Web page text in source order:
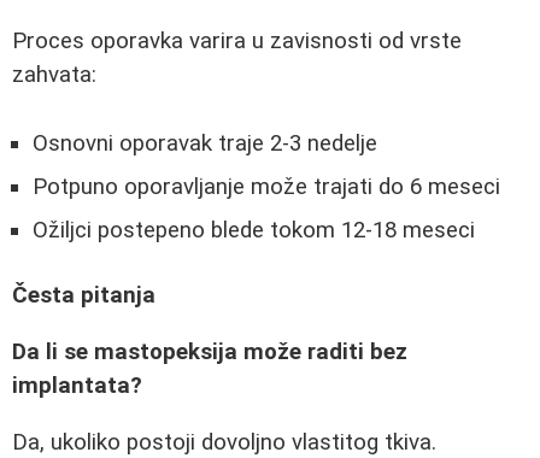
Proces oporavka varira u zavisnosti od vrste
zahvata:
Osnovni oporavak traje 2-3 nedelje
Potpuno oporavljanje može trajati do 6 meseci
Ožiljci postepeno blede tokom 12-18 meseci
Česta pitanja
Da li se mastopeksija može raditi bez
implantata?
Da, ukoliko postoji dovoljno vlastitog tkiva.